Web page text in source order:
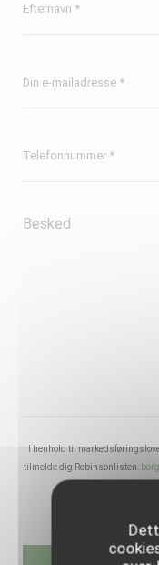
I henhold til
tilmelde dig Robinsonlisten: